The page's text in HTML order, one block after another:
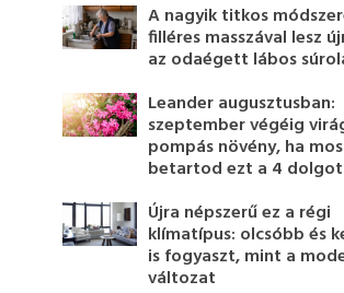
A nagyik titkos
filléres masszával lesz
az odaégett lábos
Leander augusztusban:
szeptember végéig
pompás növény, ha
betartod ezt a 4 dolgot
Újra népszerű ez a régi
klímatípus: olcsóbb és
is fogyaszt, mint a
változat